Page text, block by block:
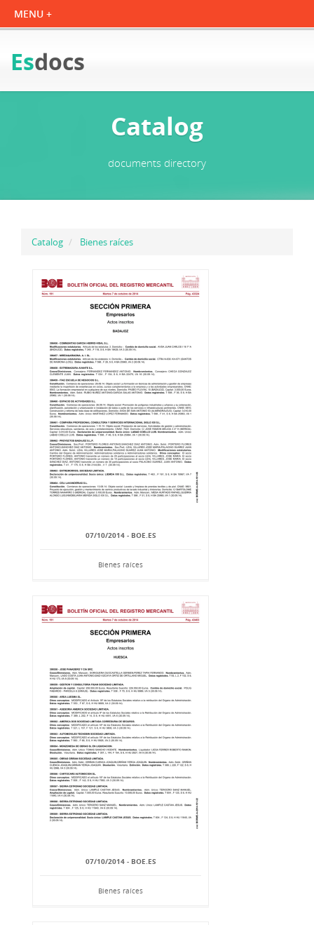
Esdocs
Catalog
documents directory
Catalog Bienes raíces
07/10/2014 - BOE.ES
Bienes raíces
07/10/2014 - BOE.ES
Bienes raíces